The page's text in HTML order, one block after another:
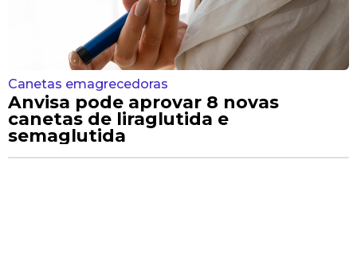
Canetas emagrecedoras
Anvisa pode aprovar 8 novas
canetas de liraglutida e
semaglutida